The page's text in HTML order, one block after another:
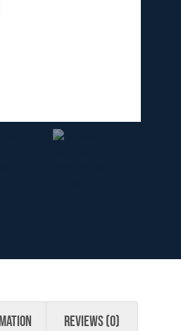
Reviews (0)